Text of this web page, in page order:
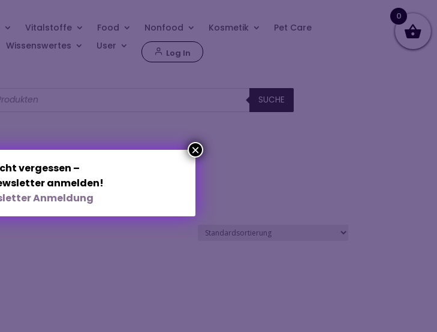
Vitalstoffe Food Nonfood Kosmetik
Pet Care
Wissenswertes User
Log In
SUCHE
vergessen –
anmelden!
Anmeldung
×
0